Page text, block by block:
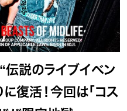
伝説のライブイベン
に復活！今回は「コス